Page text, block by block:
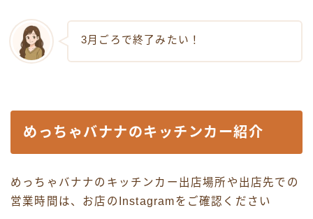
3月ごろで終了みたい！
めっちゃバナナのキッチンカー紹介
めっちゃバナナのキッチンカー出店場所や出店先での
営業時間は、お店のInstagramをご確認ください